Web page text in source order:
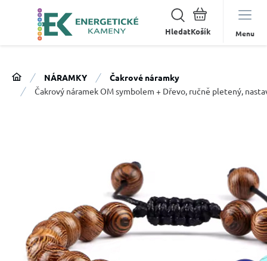
Hledat Menu
NÁRAMKY
Čakrové náramky
Čakrový náramek OM symbolem + Dřevo, ručně pletený,